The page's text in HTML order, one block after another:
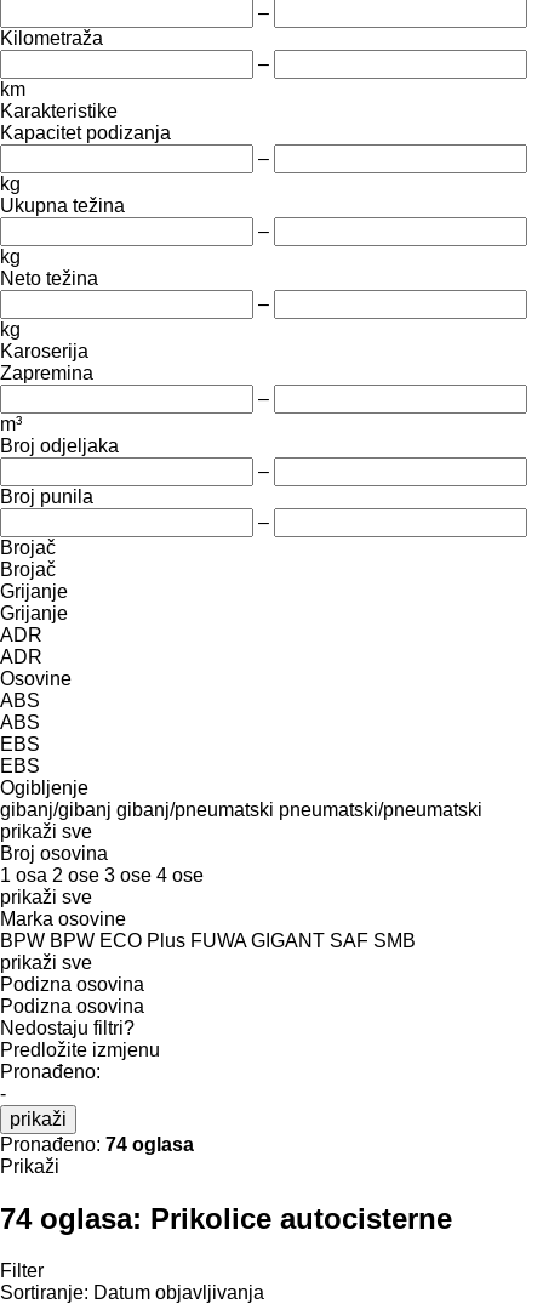
–
Kilometraža
–
km
Karakteristike
Kapacitet podizanja
–
kg
Ukupna težina
–
kg
Neto težina
–
kg
Karoserija
Zapremina
–
m³
Broj odjeljaka
–
Broj punila
–
Brojač
Brojač
Grijanje
Grijanje
ADR
ADR
Osovine
ABS
ABS
EBS
EBS
Ogibljenje
gibanj/gibanj gibanj/pneumatski pneumatski/pneumatski
prikaži sve
Broj osovina
1 osa 2 ose 3 ose 4 ose
prikaži sve
Marka osovine
BPW BPW ECO Plus FUWA GIGANT SAF SMB
prikaži sve
Podizna osovina
Podizna osovina
Nedostaju filtri?
Predložite izmjenu
Pronađeno:
-
prikaži
Pronađeno: 74 oglasa
Prikaži
74 oglasa: Prikolice autocisterne
Filter
Sortiranje: Datum objavljivanja